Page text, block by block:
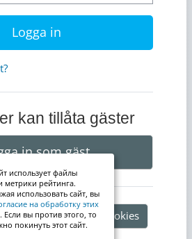
Logga in
kan tillåta gäster
in som gäst
Information om cookies
использует файлы
метрики рейтинга.
использовать сайт, вы
на обработку этих
. Если вы против этого, то
покинуть этот сайт.